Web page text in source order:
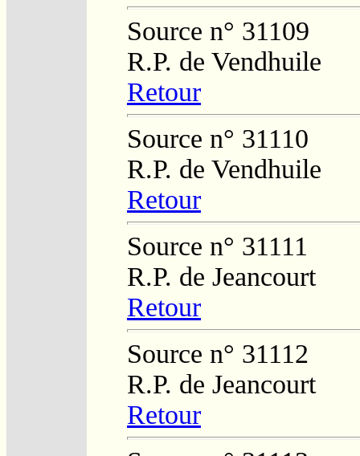
Source n° 31109
R.P. de Vendhuile
Retour
Source n° 31110
R.P. de Vendhuile
Retour
Source n° 31111
R.P. de Jeancourt
Retour
Source n° 31112
R.P. de Jeancourt
Retour